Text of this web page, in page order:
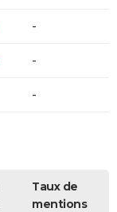
-
-
-
Taux de
mentions